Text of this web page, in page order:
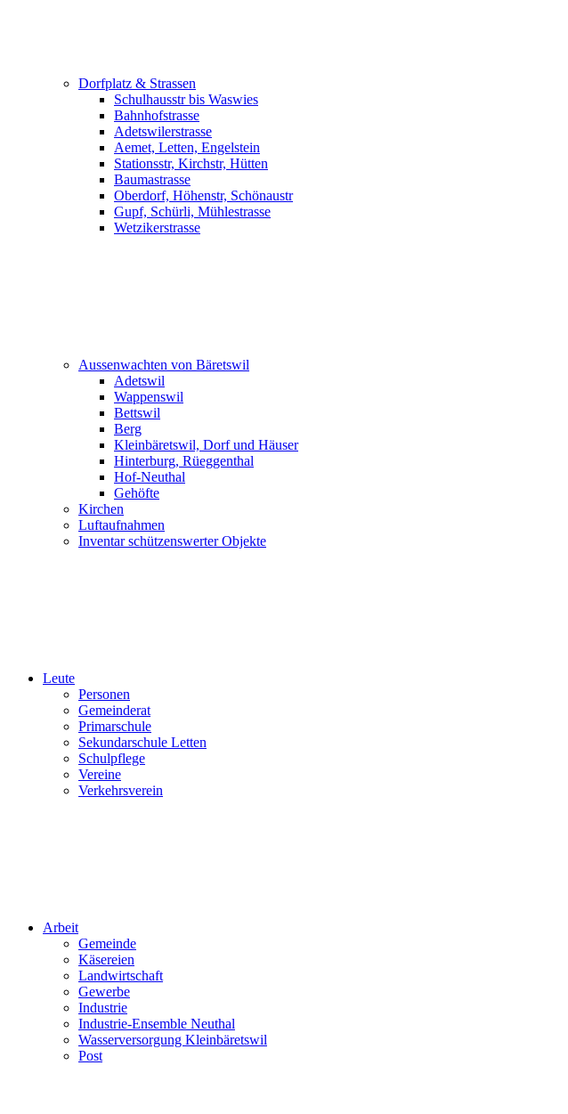
Dorfplatz & Strassen
Schulhausstr bis Waswies
Bahnhofstrasse
Adetswilerstrasse
Aemet, Letten, Engelstein
Stationsstr, Kirchstr, Hütten
Baumastrasse
Oberdorf, Höhenstr, Schönaustr
Gupf, Schürli, Mühlestrasse
Wetzikerstrasse
Aussenwachten von Bäretswil
Adetswil
Wappenswil
Bettswil
Berg
Kleinbäretswil, Dorf und Häuser
Hinterburg, Rüeggenthal
Hof-Neuthal
Gehöfte
Kirchen
Luftaufnahmen
Inventar schützenswerter Objekte
Leute
Personen
Gemeinderat
Primarschule
Sekundarschule Letten
Schulpflege
Vereine
Verkehrsverein
Arbeit
Gemeinde
Käsereien
Landwirtschaft
Gewerbe
Industrie
Industrie-Ensemble Neuthal
Wasserversorgung Kleinbäretswil
Post